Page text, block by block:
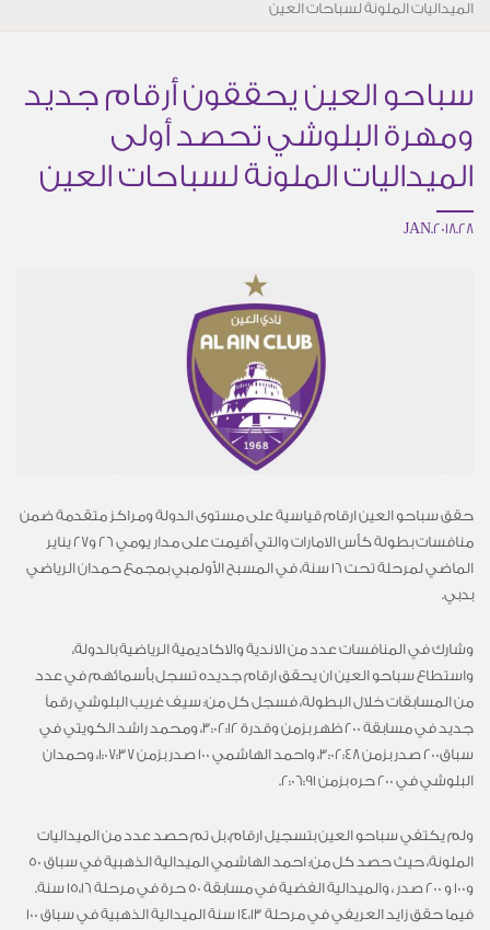
الميداليات الملونة لسباحات العين
سباحو العين يحققون أرقام جديد
ومهرة البلوشي تحصد أولى
الميداليات الملونة لسباحات العين
28.JAN.2018
حقق سباحو العين ارقام قياسية على مستوى الدولة ومراكز متقدمة ضمن
منافسات بطولة كأس الامارات والتي أقيمت على مدار يومي 26 و27 يناير
الماضي لمرحلة تحت 16 سنة، في المسبح الأولمبي بمجمع حمدان الرياضي
بدبي.
وشارك في المنافسات عدد من الاندية والاكاديمية الرياضية بالدولة،
واستطاع سباحو العين ان يحقق ارقام جديده تسجل بأسمائهم في عدد
من المسابقات خلال البطولة، فسجل كل من: سيف غريب البلوشي رقماً
جديد في مسابقة 200 ظهر بزمن وقدرة 3:02:12، ومحمد راشد الكويتي في
سباق200 صدر بزمن 3:02:48، واحمد الهاشمي 100 صدر بزمن 1:07:37، وحمدان
البلوشي في 200 حره بزمن 2:06:91.
ولم يكتفي سباحو العين بتسجيل ارقام، بل تم حصد عدد من الميداليات
الملونة، حيث حصد كل من: احمد الهاشمي الميدالية الذهبية في سباق 50
و100 و 200 صدر ، والميدالية الفضية في مسابقة 50 حرة في مرحلة 15،16 سنة.
فيما حقق زايد العريفي في مرحلة 14،13 سنة الميدالية الذهبية في سباق 100